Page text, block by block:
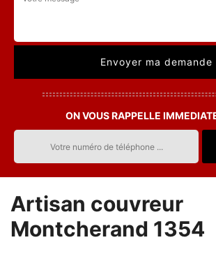
ON VOUS RAPPELLE
Artisan couvreur
Montcherand 1354